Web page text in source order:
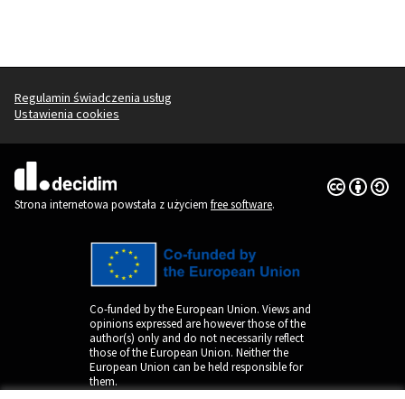
Regulamin świadczenia usług
Ustawienia cookies
(Link zewnętrzny)
Strona internetowa powstała z użyciem free software.
Licencja
(Link
Co-funded by the European Union. Views and
opinions expressed are however those of the
author(s) only and do not necessarily reflect
those of the European Union. Neither the
European Union can be held responsible for
them.